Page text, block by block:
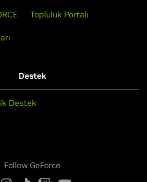
Topluluk Portalı
Destek
Destek
Follow GeForce